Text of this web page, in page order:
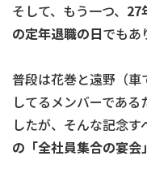
そして、もう一つ、 27
の定年退職の日でもあ
普段は花巻と遠野（
してるメンバーであ
したが、そんな記念
の「全社員集合の宴会」